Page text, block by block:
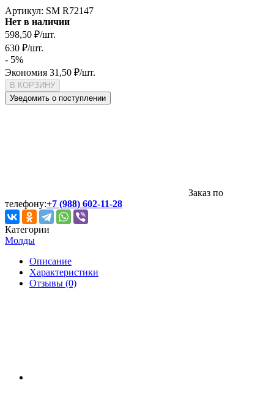
Артикул: SM R72147
Нет в наличии
598,50 ₽/шт.
630 ₽/шт.
- 5%
Экономия 31,50 ₽/шт.
В КОРЗИНУ
Уведомить о поступлении
Заказ по
телефону:+7 (988) 602-11-28
Категории
Молды
Описание
Характеристики
Отзывы (0)